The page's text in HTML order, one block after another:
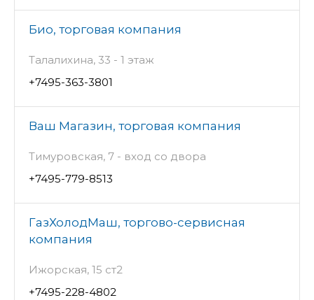
Био, торговая компания
Талалихина, 33 - 1 этаж
+7495-363-3801
Ваш Магазин, торговая компания
Тимуровская, 7 - вход со двора
+7495-779-8513
ГазХолодМаш, торгово-сервисная
компания
Ижорская, 15 ст2
+7495-228-4802